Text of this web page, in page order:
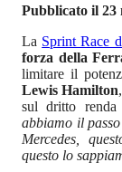
Pubblicato il 23
La Sprint Race
forza della
limitare il
Lewis Hamilton
sul dritto
abbiamo il
Mercedes,
questo lo